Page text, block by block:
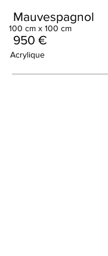
Mauvespagnol
Acrylique
950 €
100 cm x 100 cm